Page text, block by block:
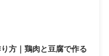
方｜鶏肉と豆腐で作る